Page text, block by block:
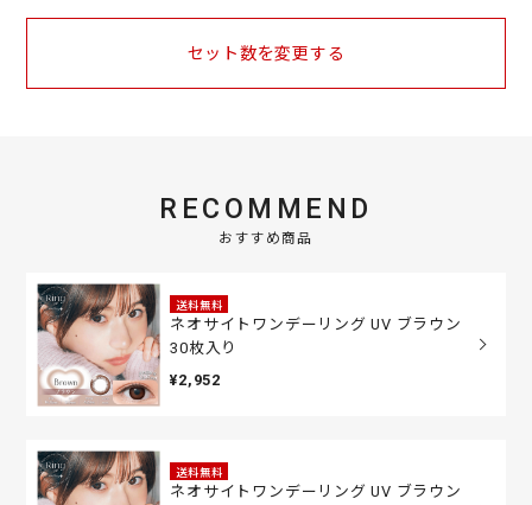
セット数を変更する
RECOMMEND
おすすめ商品
送料無料
ネオサイトワンデーリング UV ブラウン
30枚入り
¥2,952
送料無料
ネオサイトワンデーリング UV ブラウン